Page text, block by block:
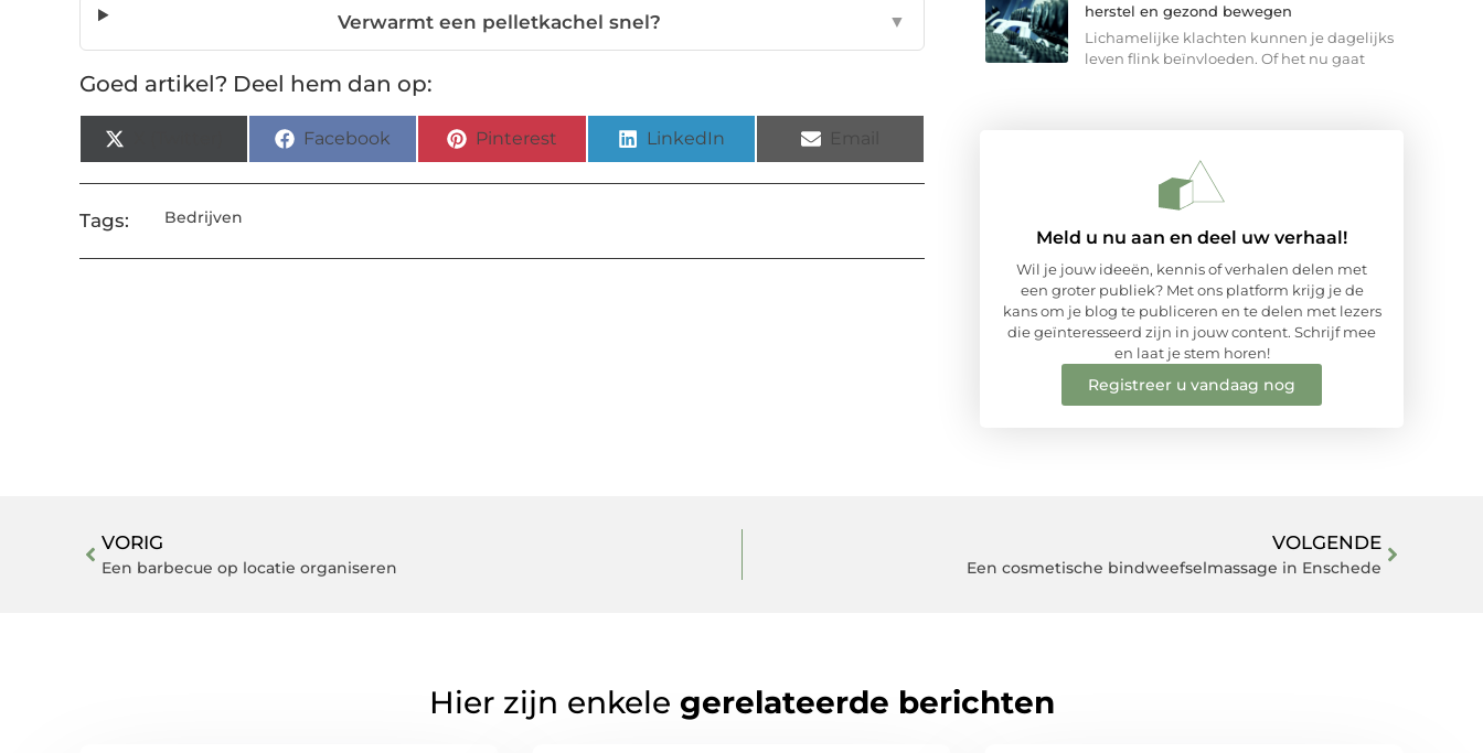
Verwarmt een pelletkachel snel? ▼
Goed artikel? Deel hem dan op:
Facebook Pinterest LinkedIn
Tags: Bedrijven
herstel en gezond bewegen
Lichamelijke klachten kunnen je dagelijks
leven flink beïnvloeden. Of het nu gaat
Meld u nu aan en deel uw verhaal!
Wil je jouw ideeën, kennis of verhalen delen met
een groter publiek? Met ons platform krijg je de
kans om je blog te publiceren en te delen met lezers
die geïnteresseerd zijn in jouw content. Schrijf mee
en laat je stem horen!
Registreer u vandaag nog
VORIG
Een barbecue op locatie organiseren
VOLGENDE
Een cosmetische bindweefselmassage in Enschede
Hier zijn enkele gerelateerde berichten